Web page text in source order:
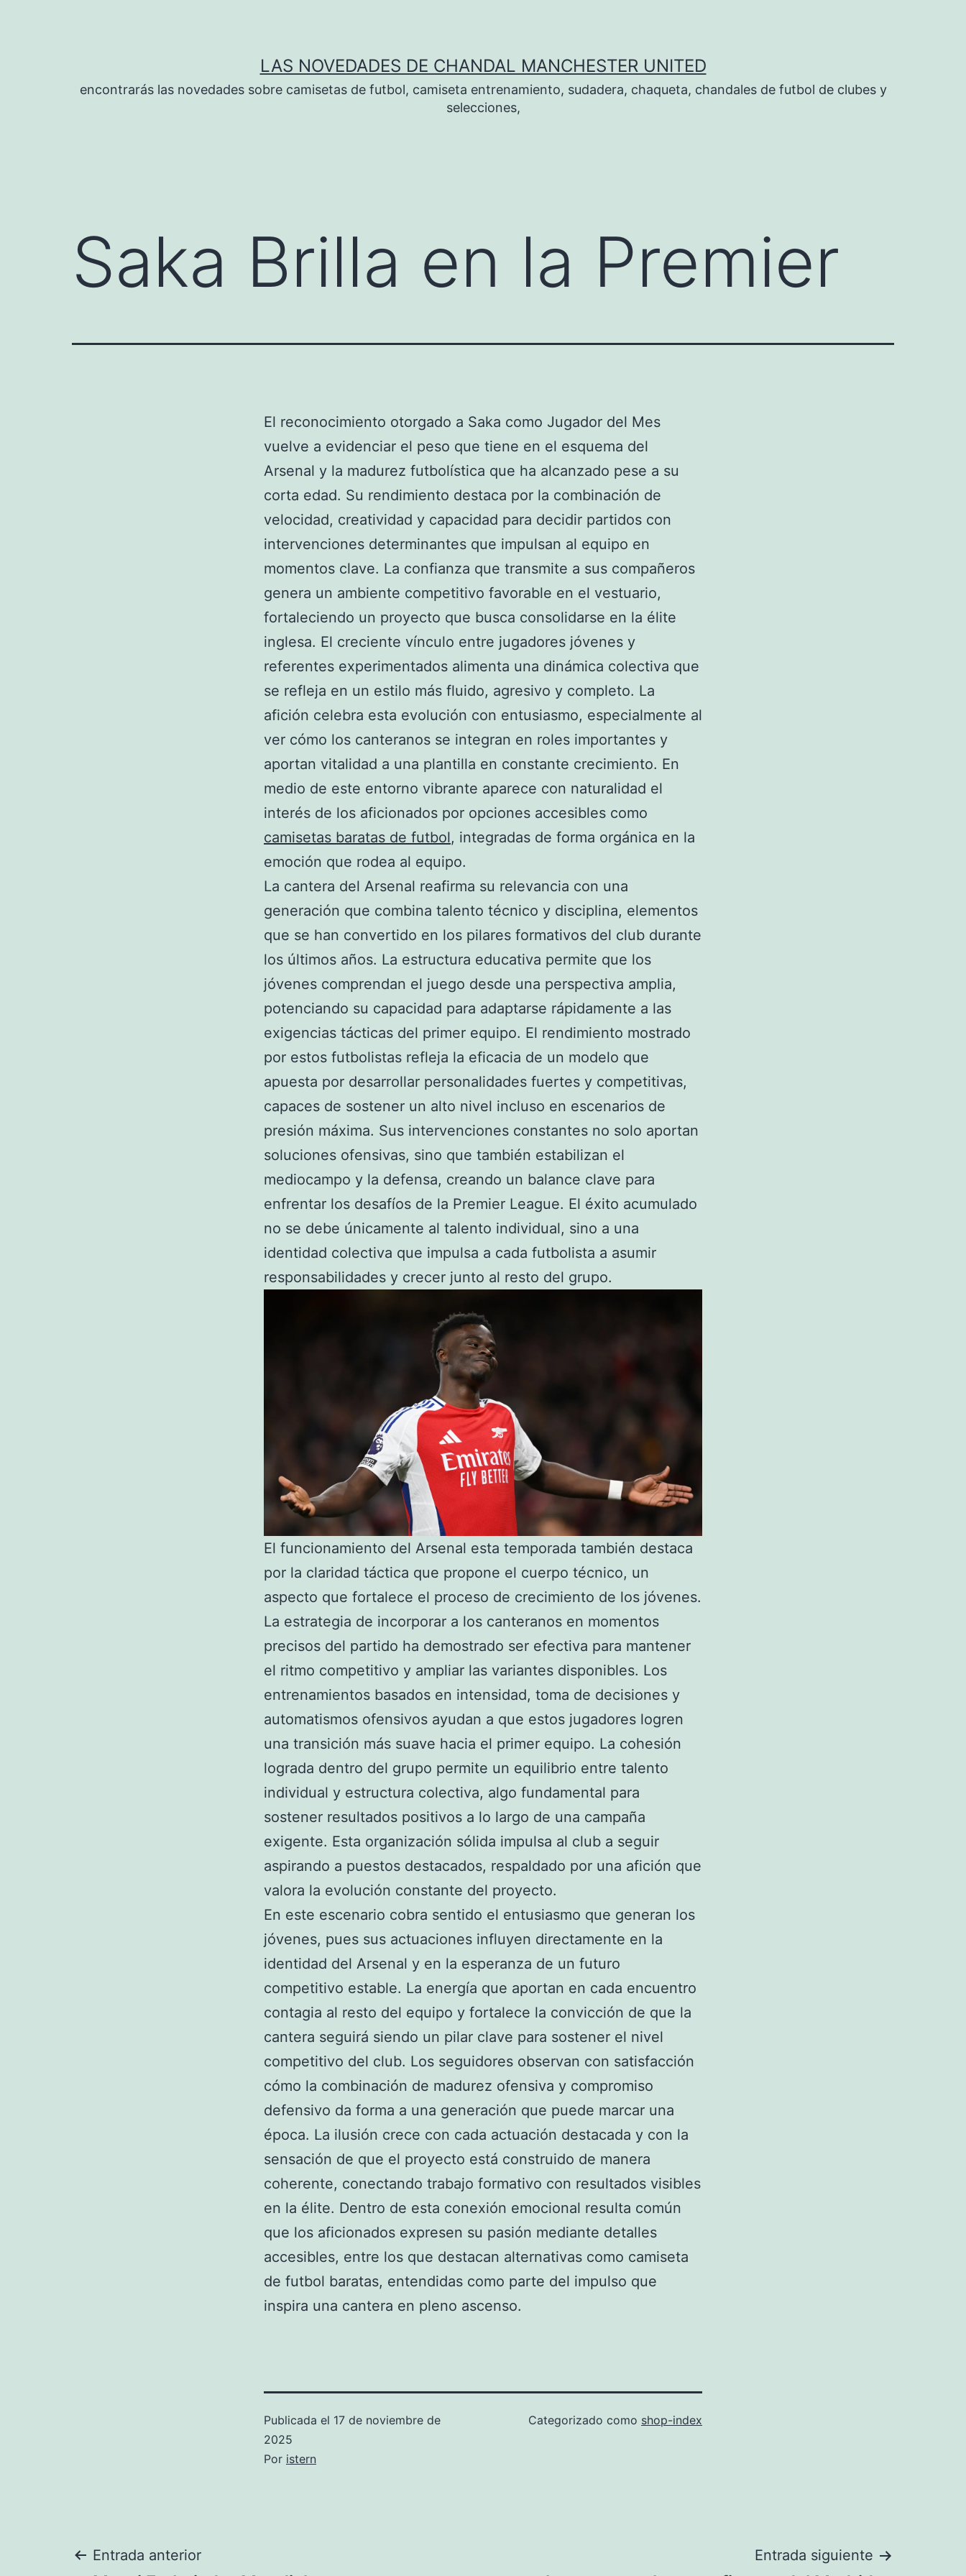
LAS NOVEDADES DE CHANDAL MANCHESTER UNITED
encontrarás las novedades sobre camisetas de futbol, camiseta entrenamiento, sudadera, chaqueta, chandales de futbol de clubes y
selecciones,
Saka Brilla en la Premier
El reconocimiento otorgado a Saka como Jugador del Mes
vuelve a evidenciar el peso que tiene en el esquema del
Arsenal y la madurez futbolística que ha alcanzado pese a su
corta edad. Su rendimiento destaca por la combinación de
velocidad, creatividad y capacidad para decidir partidos con
intervenciones determinantes que impulsan al equipo en
momentos clave. La confianza que transmite a sus compañeros
genera un ambiente competitivo favorable en el vestuario,
fortaleciendo un proyecto que busca consolidarse en la élite
inglesa. El creciente vínculo entre jugadores jóvenes y
referentes experimentados alimenta una dinámica colectiva que
se refleja en un estilo más fluido, agresivo y completo. La
afición celebra esta evolución con entusiasmo, especialmente al
ver cómo los canteranos se integran en roles importantes y
aportan vitalidad a una plantilla en constante crecimiento. En
medio de este entorno vibrante aparece con naturalidad el
interés de los aficionados por opciones accesibles como
camisetas baratas de futbol, integradas de forma orgánica en la
emoción que rodea al equipo.
La cantera del Arsenal reafirma su relevancia con una
generación que combina talento técnico y disciplina, elementos
que se han convertido en los pilares formativos del club durante
los últimos años. La estructura educativa permite que los
jóvenes comprendan el juego desde una perspectiva amplia,
potenciando su capacidad para adaptarse rápidamente a las
exigencias tácticas del primer equipo. El rendimiento mostrado
por estos futbolistas refleja la eficacia de un modelo que
apuesta por desarrollar personalidades fuertes y competitivas,
capaces de sostener un alto nivel incluso en escenarios de
presión máxima. Sus intervenciones constantes no solo aportan
soluciones ofensivas, sino que también estabilizan el
mediocampo y la defensa, creando un balance clave para
enfrentar los desafíos de la Premier League. El éxito acumulado
no se debe únicamente al talento individual, sino a una
identidad colectiva que impulsa a cada futbolista a asumir
responsabilidades y crecer junto al resto del grupo.
El funcionamiento del Arsenal esta temporada también destaca
por la claridad táctica que propone el cuerpo técnico, un
aspecto que fortalece el proceso de crecimiento de los jóvenes.
La estrategia de incorporar a los canteranos en momentos
precisos del partido ha demostrado ser efectiva para mantener
el ritmo competitivo y ampliar las variantes disponibles. Los
entrenamientos basados en intensidad, toma de decisiones y
automatismos ofensivos ayudan a que estos jugadores logren
una transición más suave hacia el primer equipo. La cohesión
lograda dentro del grupo permite un equilibrio entre talento
individual y estructura colectiva, algo fundamental para
sostener resultados positivos a lo largo de una campaña
exigente. Esta organización sólida impulsa al club a seguir
aspirando a puestos destacados, respaldado por una afición que
valora la evolución constante del proyecto.
En este escenario cobra sentido el entusiasmo que generan los
jóvenes, pues sus actuaciones influyen directamente en la
identidad del Arsenal y en la esperanza de un futuro
competitivo estable. La energía que aportan en cada encuentro
contagia al resto del equipo y fortalece la convicción de que la
cantera seguirá siendo un pilar clave para sostener el nivel
competitivo del club. Los seguidores observan con satisfacción
cómo la combinación de madurez ofensiva y compromiso
defensivo da forma a una generación que puede marcar una
época. La ilusión crece con cada actuación destacada y con la
sensación de que el proyecto está construido de manera
coherente, conectando trabajo formativo con resultados visibles
en la élite. Dentro de esta conexión emocional resulta común
que los aficionados expresen su pasión mediante detalles
accesibles, entre los que destacan alternativas como camiseta
de futbol baratas, entendidas como parte del impulso que
inspira una cantera en pleno ascenso.
Publicada el 17 de noviembre de
2025
Por istern
Categorizado como shop-index
Navegación
Entrada anterior Entrada siguiente